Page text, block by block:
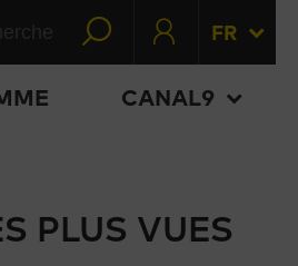
FR
CANAL9
PLUS VUES